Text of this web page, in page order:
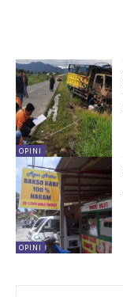
OPINI
OPINI